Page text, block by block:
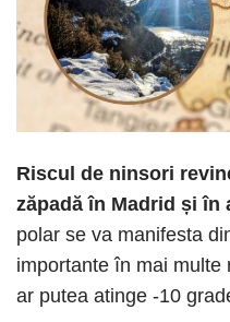
Riscul de ninsori
zăpadă în Madrid și în
polar se va manifesta
importante în mai multe
ar putea atinge -10